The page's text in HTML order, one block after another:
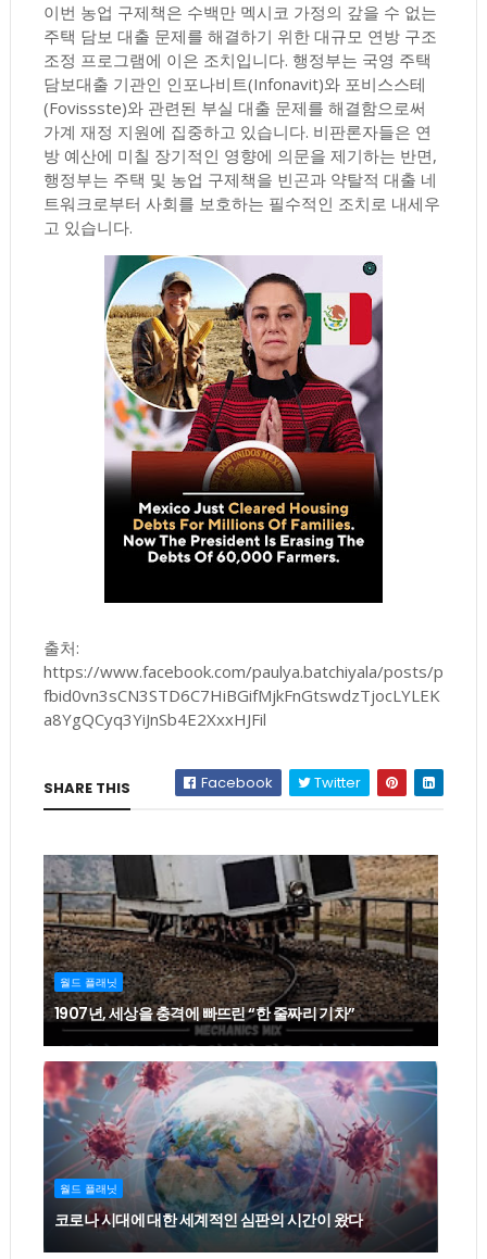
이번 농업 구제책은 수백만 멕시코 가정의 갚을 수 없는
주택 담보 대출 문제를 해결하기 위한 대규모 연방 구조
조정 프로그램에 이은 조치입니다. 행정부는 국영 주택
담보대출 기관인 인포나비트(Infonavit)와 포비스스테
(Fovissste)와 관련된 부실 대출 문제를 해결함으로써
가계 재정 지원에 집중하고 있습니다. 비판론자들은 연
방 예산에 미칠 장기적인 영향에 의문을 제기하는 반면,
행정부는 주택 및 농업 구제책을 빈곤과 약탈적 대출 네
트워크로부터 사회를 보호하는 필수적인 조치로 내세우
고 있습니다.
출처:
https://www.facebook.com/paulya.batchiyala/posts/p
fbid0vn3sCN3STD6C7HiBGifMjkFnGtswdzTjocLYLEK
a8YgQCyq3YiJnSb4E2XxxHJFil
SHARE THIS Facebook Twitter
월드 플래닛
1907년, 세상을 충격에 빠뜨린 “한 줄짜리 기차”
월드 플래닛
코로나 시대에 대한 세계적인 심판의 시간이 왔다